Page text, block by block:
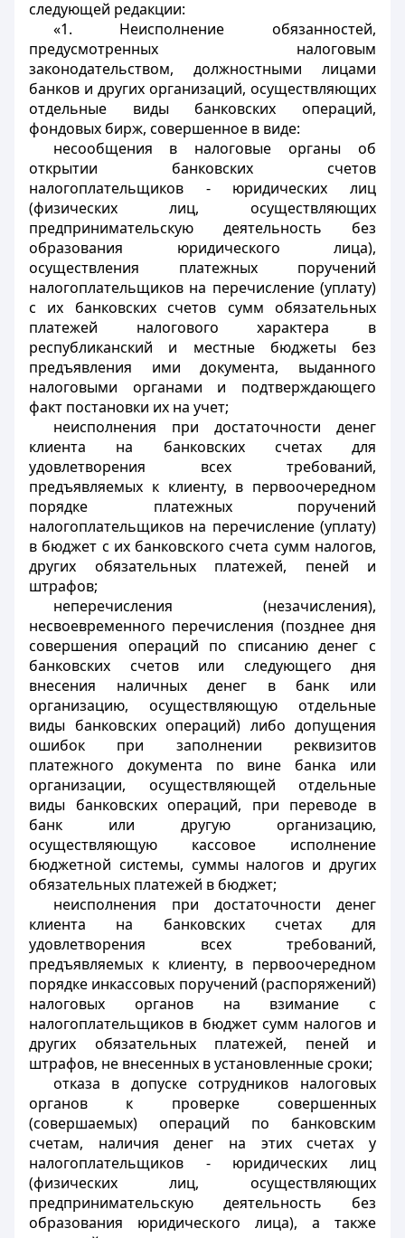
следующей редакции:
«1. Неисполнение обязанностей,
предусмотренных налоговым
законодательством, должностными лицами
банков и других организаций, осуществляющих
отдельные виды банковских операций,
фондовых бирж, совершенное в виде:
несообщения в налоговые органы об
открытии банковских счетов
налогоплательщиков - юридических лиц
(физических лиц, осуществляющих
предпринимательскую деятельность без
образования юридического лица),
осуществления платежных поручений
налогоплательщиков на перечисление (уплату)
с их банковских счетов сумм обязательных
платежей налогового характера в
республиканский и местные бюджеты без
предъявления ими документа, выданного
налоговыми органами и подтверждающего
факт постановки их на учет;
неисполнения при достаточности денег
клиента на банковских счетах для
удовлетворения всех требований,
предъявляемых к клиенту, в первоочередном
порядке платежных поручений
налогоплательщиков на перечисление (уплату)
в бюджет с их банковского счета сумм налогов,
других обязательных платежей, пеней и
штрафов;
неперечисления (незачисления),
несвоевременного перечисления (позднее дня
совершения операций по списанию денег с
банковских счетов или следующего дня
внесения наличных денег в банк или
организацию, осуществляющую отдельные
виды банковских операций) либо допущения
ошибок при заполнении реквизитов
платежного документа по вине банка или
организации, осуществляющей отдельные
виды банковских операций, при переводе в
банк или другую организацию,
осуществляющую кассовое исполнение
бюджетной системы, суммы налогов и других
обязательных платежей в бюджет;
неисполнения при достаточности денег
клиента на банковских счетах для
удовлетворения всех требований,
предъявляемых к клиенту, в первоочередном
порядке инкассовых поручений (распоряжений)
налоговых органов на взимание с
налогоплательщиков в бюджет сумм налогов и
других обязательных платежей, пеней и
штрафов, не внесенных в установленные сроки;
отказа в допуске сотрудников налоговых
органов к проверке совершенных
(совершаемых) операций по банковским
счетам, наличия денег на этих счетах у
налогоплательщиков - юридических лиц
(физических лиц, осуществляющих
предпринимательскую деятельность без
образования юридического лица), а также